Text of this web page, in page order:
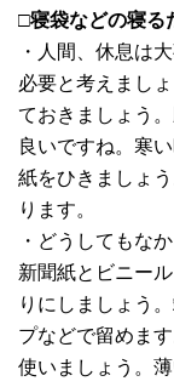
□寝袋などの寝る
・人間、休息は
必要と考えまし
ておきましょう
良いですね。寒
紙をひきましょ
ります。
・どうしてもな
新聞紙とビニー
りにしましょう
プなどで留めま
使いましょう。